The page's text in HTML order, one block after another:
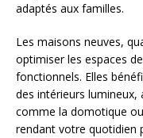
adaptés aux familles.
Les maisons neuves,
optimiser les espaces
fonctionnels. Elles
des intérieurs lumineux,
comme la domotique
rendant votre quotidien